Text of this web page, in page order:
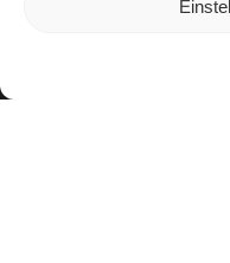
wir verwenden oder sie